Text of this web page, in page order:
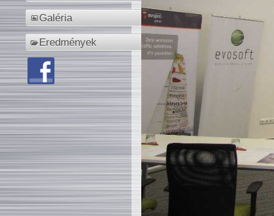
Galéria
Eredmények